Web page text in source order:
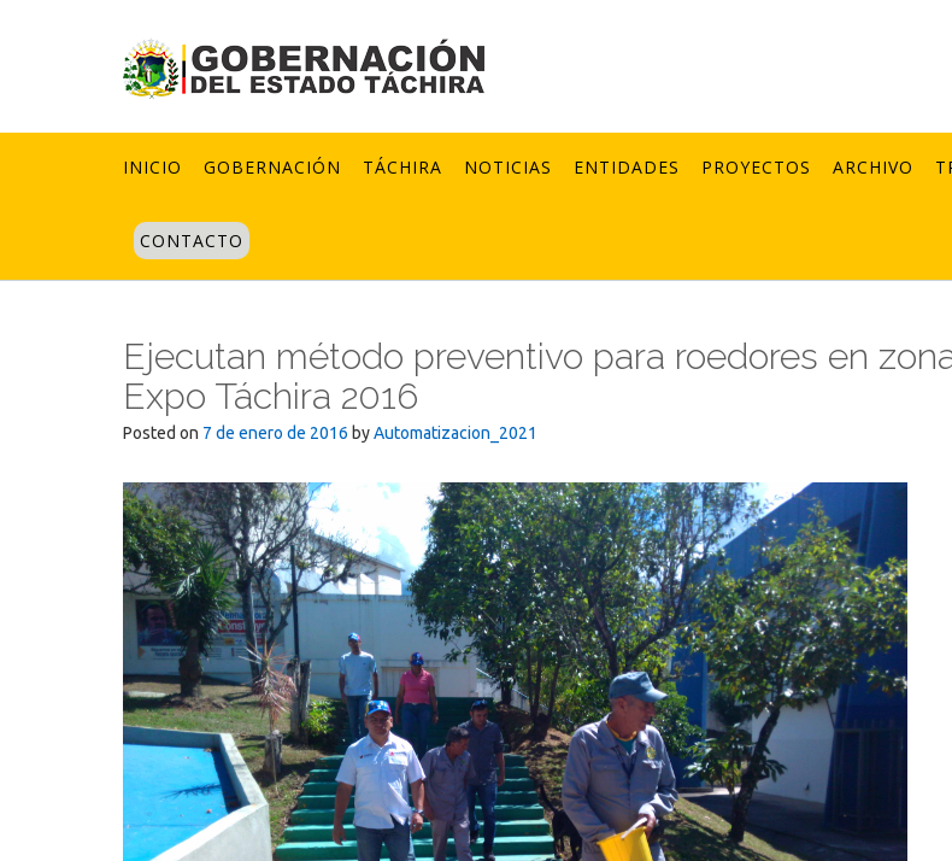
INICIO GOBERNACIÓN TÁCHIRA NOTICIAS ENTIDADES PROYECTOS ARCHIVO
CONTACTO
Ejecutan método preventivo para roedores en
Expo Táchira 2016
Posted on 7 de enero de 2016 byAutomatizacion_2021